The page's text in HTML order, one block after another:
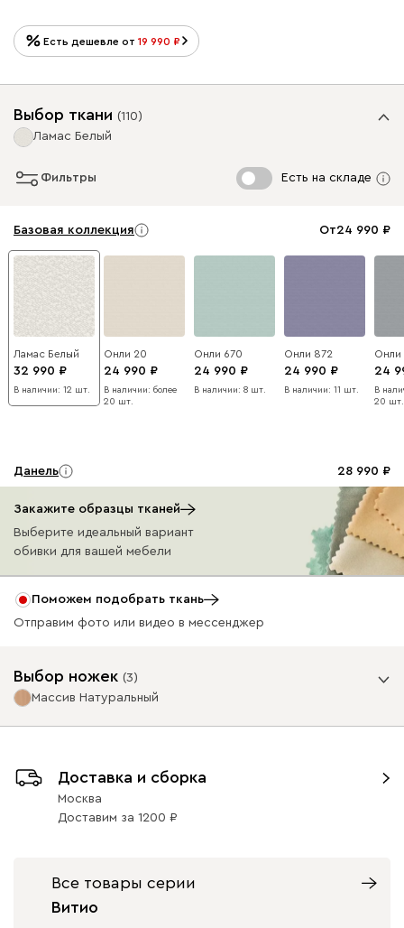
Есть дешевле от 19 990
Выбор ткани (110)
Ламас Белый
Фильтры Есть на складе
Базовая коллекция От24 990
Ламас Белый
32 990
В наличии: 12 шт.
Онли 20
24 990
В наличии: более
20 шт.
Онли 670
24 990
В наличии: 8 шт.
Онли 872
24 990
В наличии: 11 шт.
Онли
24
В
20 шт.
Данель 28 990
Бежевый Графит Жёлтый
Айвори (Ivory)
Горчичный
Дымчатый
Закажите образцы тканей
Выберите идеальный вариант
обивки для вашей мебели
Поможем подобрать ткань
Отправим фото или видео в мессенджер
Выбор ножек (3)
Массив Натуральный
Массив Графит
Доставка и сборка
Москва
Доставим за 1200
Все товары серии
Витио